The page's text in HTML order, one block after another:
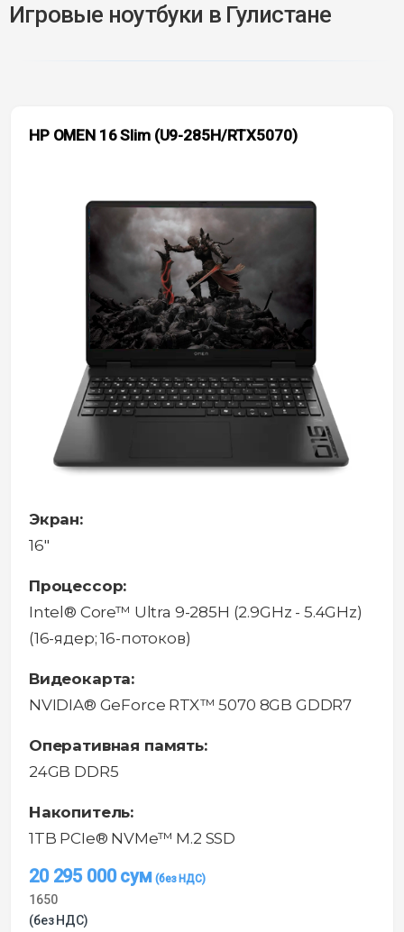
Игровые ноутбуки в Гулистане
HP OMEN 16 Slim (U9-285H/RTX5070)
Экран:
16"
Процессор:
Intel® Core™ Ultra 9-285H (2.9GHz - 5.4GHz)
(16-ядер; 16-потоков)
Видеокарта:
NVIDIA® GeForce RTX™ 5070 8GB GDDR7
Оперативная память:
24GB DDR5
Накопитель:
1TB PCIe® NVMe™ M.2 SSD
20 295 000сум
1650
(без НДС)